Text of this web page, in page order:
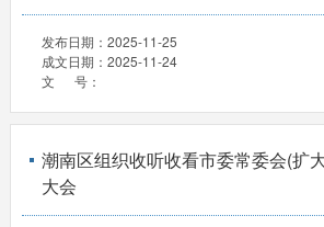
发布日期： 2025-11-25
成文日期： 2025-11-24
文 号：
潮南区组织收听收看市委常委会(扩
大会